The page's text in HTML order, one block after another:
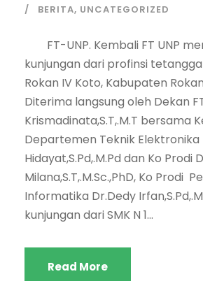
BERITA, UNCATEGORIZED
FT-UNP. Kembali FT UNP
kunjungan dari profinsi tetangga
Rokan IV Koto, Kabupaten
Diterima langsung oleh Dekan
Krismadinata,S.T,.M.T bersama
Departemen Teknik Elektronika
Hidayat,S.Pd,.M.Pd dan Ko Prodi
Milana,S.T,.M.Sc.,PhD, Ko Prodi
Informatika Dr.Dedy
kunjungan dari SMK N 1...
Read More